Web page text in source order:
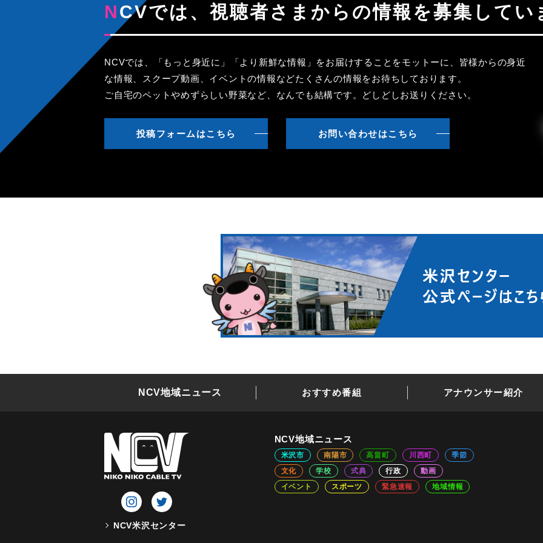
NCVでは、視聴者さまからの情報を募集してい
NCVでは、「もっと身近に」「より新鮮な情報」をお届けすることをモットーに、皆様からの身近
な情報、スクープ動画、イベントの情報などたくさんの情報をお待ちしております。
ご自宅のペットやめずらしい野菜など、なんでも結構です。どしどしお送りください。
投稿フォームはこちら お問い合わせはこちら
NCV地域ニュース おすすめ番組 アナウンサー紹介
NCV米沢センター
NCV地域ニュース
米沢市 南陽市 高畠町 川西町
季節
文化
学校 式典 行政
動画
イベント
スポーツ 緊急速報 地域情報